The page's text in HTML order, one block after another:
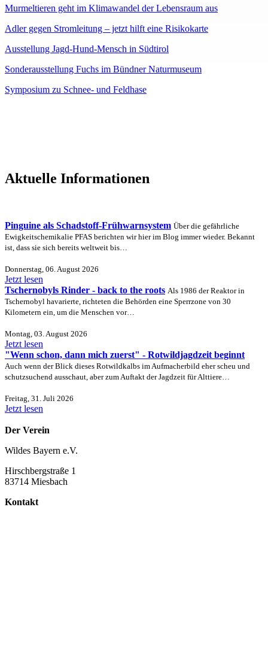
Murmeltieren geht im Klimawandel der Lebensraum aus
Adler gegen Stromleitung – jetzt hilft eine Risikokarte
Ausstellung Jagd-Hund-Mensch in Südtirol
Sonderausstellung Fuchs im Bündner Naturmuseum
Symposium zu Schnee- und Feldhase
Aktuelle Informationen
Pinguine als Schadstoff-Frühwarnsystem Über die gefährliche
Ewigkeitschemikalie PFAS berichten wir hier im Blog immer wieder. Bekannt
ist, dass sie sich bereits weltweit bis…
Donnerstag, 06. August 2026
Jetzt lesen
Tschernobyls Rinder - back to the roots Als 1986 der Reaktor in
Tschernobyl havarierte, richteten die Behörden eine Sperrzone von 30
Kilometern ein, um die Menschen vor…
Montag, 03. August 2026
Jetzt lesen
"Wenn schon, dann mich zuerst" - Rotwildjagdzeit beginnt
Auch wenn der Blick dieses Rotwildkalbs im Aufmacherbild eher scheu und
schutzsuchend ausschaut, aber zum Auftakt der Jagdzeit für Alttiere…
Freitag, 31. Juli 2026
Jetzt lesen
Der Verein
Wildes Bayern e.V.
Hirschbergstraße 1
83714 Miesbach
Kontakt